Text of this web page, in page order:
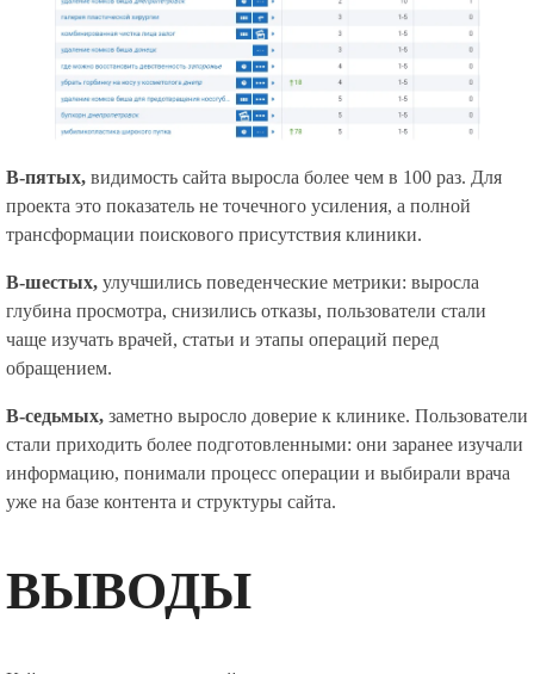
В-пятых, видимость сайта выросла более чем в 100 раз. Для
проекта это показатель не точечного усиления, а полной
трансформации поискового присутствия клиники.
В-шестых, улучшились поведенческие метрики: выросла
глубина просмотра, снизились отказы, пользователи стали
чаще изучать врачей, статьи и этапы операций перед
обращением.
В-седьмых, заметно выросло доверие к клинике. Пользователи
стали приходить более подготовленными: они заранее изучали
информацию, понимали процесс операции и выбирали врача
уже на базе контента и структуры сайта.
ВЫВОДЫ